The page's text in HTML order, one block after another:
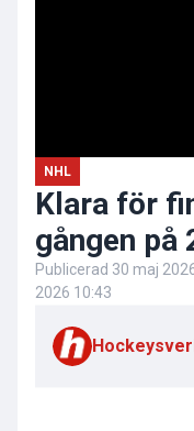
NHL
Klara för
gången på
Publicerad 30 maj
2026 10:43